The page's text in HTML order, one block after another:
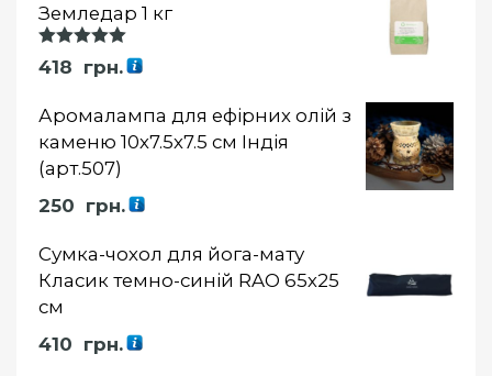
Земледар 1 кг
Оцінка
5.00із 5
418 грн.
Аромалампа для ефірних олій з
каменю 10х7.5х7.5 см Індія
(арт.507)
250 грн.
Сумка-чохол для йога-мату
Класик темно-синій RAO 65х25
см
410 грн.